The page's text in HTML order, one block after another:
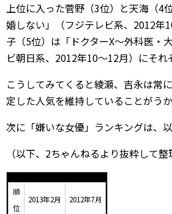
上位に入った菅野（3位）と天海（4
婚しない」（フジテレビ系、2012年
子（5位）は「ドクターX～外科医・
ビ朝日系、2012年10～12月）にそれ
こうしてみてくると綾瀬、吉永は常
定した人気を維持していることがうか
次に「嫌いな女優」ランキングは、
（以下、2ちゃんねるより抜粋して整
順
位
2013年2月 2012年7月